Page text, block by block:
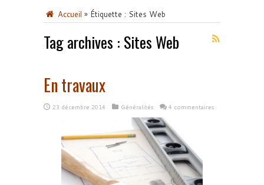
Accueil » Étiquette : Sites Web
Tag archives : Sites Web
En travaux
23 décembre 2014 Généralités 4 commentaires